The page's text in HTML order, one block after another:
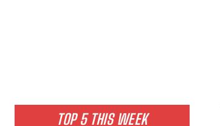
TOP 5 THIS WEEK